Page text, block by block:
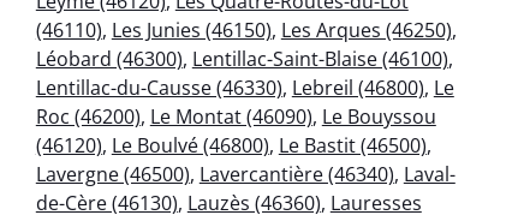
(46110), Les Junies (46150), Les Arques (46250),
Léobard (46300), Lentillac-Saint-Blaise (46100),
Lentillac-du-Causse (46330), Lebreil (46800), Le
Roc (46200), Le Montat (46090), Le Bouyssou
(46120), Le Boulvé (46800), Le Bastit (46500),
Lavergne (46500), Lavercantière (46340), Laval-
de-Cère (46130), Lauzès (46360), Lauresses